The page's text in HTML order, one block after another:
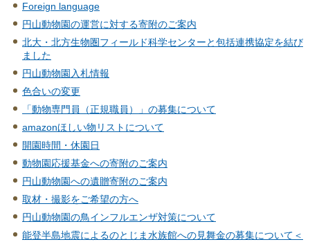
Foreign language
円山動物園の運営に対する寄附のご案内
北大・北方生物圏フィールド科学センターと包括連携協定を結び
ました
円山動物園入札情報
色合いの変更
「動物専門員（正規職員）」の募集について
amazonほしい物リストについて
開園時間・休園日
動物園応援基金への寄附のご案内
円山動物園への遺贈寄附のご案内
取材・撮影をご希望の方へ
円山動物園の鳥インフルエンザ対策について
能登半島地震によるのとじま水族館への見舞金の募集について＜